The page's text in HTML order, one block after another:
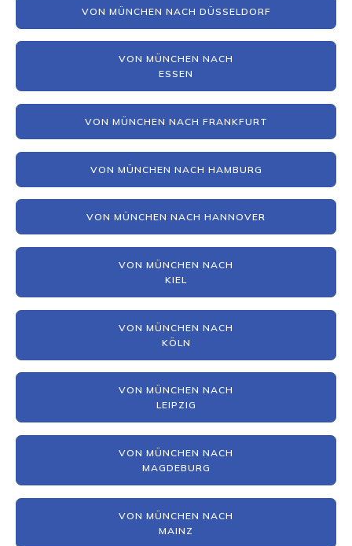
VON MÜNCHEN NACH DÜSSELDORF
VON MÜNCHEN NACH
ESSEN
VON MÜNCHEN NACH FRANKFURT
VON MÜNCHEN NACH HAMBURG
VON MÜNCHEN NACH HANNOVER
VON MÜNCHEN NACH
KIEL
VON MÜNCHEN NACH
KÖLN
VON MÜNCHEN NACH
LEIPZIG
VON MÜNCHEN NACH
MAGDEBURG
VON MÜNCHEN NACH
MAINZ